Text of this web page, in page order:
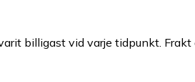
billigast vid varje tidpunkt.